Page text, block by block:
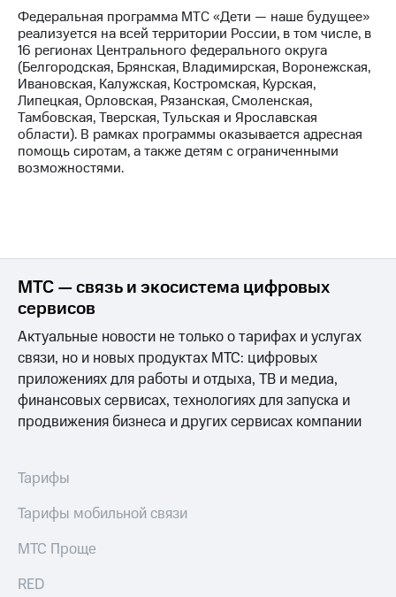
Финансовая
отчетность
Контакты
Новости
в
регионе
и акционерам
Раскрытие
информации
Информация
акционерам
Документы
ПАО
"МТС"
Собрания
акционеров
Личный
кабинет
и
Рынок
Федеральная программа МТС «Дети — наше будущее»
реализуется на всей территории России, в том числе, в
16 регионах Центрального федерального округа
(Белгородская, Брянская, Владимирская, Воронежская,
Ивановская, Калужская, Костромская, Курская,
Липецкая, Орловская, Рязанская, Смоленская,
Тамбовская, Тверская, Тульская и Ярославская
области). В рамках программы оказывается адресная
помощь сиротам, а также детям с ограниченными
возможностями.
МТС — связь и экосистема цифровых
сервисов
Актуальные новости не только о тарифах и услугах
связи, но и новых продуктах МТС: цифровых
приложениях для работы и отдыха, ТВ и медиа,
финансовых сервисах, технологиях для запуска и
продвижения бизнеса и других сервисах компании
Тарифы
Тарифы мобильной связи
МТС Проще
RED